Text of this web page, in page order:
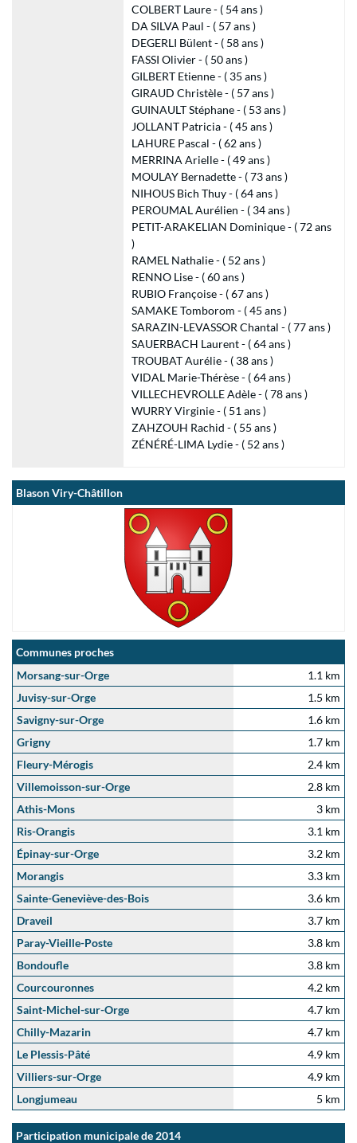
COLBERT Laure - ( 54 ans )
DA SILVA Paul - ( 57 ans )
DEGERLI Bülent - ( 58 ans )
FASSI Olivier - ( 50 ans )
GILBERT Etienne - ( 35 ans )
GIRAUD Christèle - ( 57 ans )
GUINAULT Stéphane - ( 53 ans )
JOLLANT Patricia - ( 45 ans )
LAHURE Pascal - ( 62 ans )
MERRINA Arielle - ( 49 ans )
MOULAY Bernadette - ( 73 ans )
NIHOUS Bich Thuy - ( 64 ans )
PEROUMAL Aurélien - ( 34 ans )
PETIT-ARAKELIAN Dominique - ( 72 ans
)
RAMEL Nathalie - ( 52 ans )
RENNO Lise - ( 60 ans )
RUBIO Françoise - ( 67 ans )
SAMAKE Tomborom - ( 45 ans )
SARAZIN-LEVASSOR Chantal - ( 77 ans )
SAUERBACH Laurent - ( 64 ans )
TROUBAT Aurélie - ( 38 ans )
VIDAL Marie-Thérèse - ( 64 ans )
VILLECHEVROLLE Adèle - ( 78 ans )
WURRY Virginie - ( 51 ans )
ZAHZOUH Rachid - ( 55 ans )
ZÉNÉRÉ-LIMA Lydie - ( 52 ans )
Blason Viry-Châtillon
Communes proches
Morsang-sur-Orge
1.1 km
Juvisy-sur-Orge
1.5 km
Savigny-sur-Orge
1.6 km
Grigny
1.7 km
Fleury-Mérogis
2.4 km
Villemoisson-sur-Orge
2.8 km
Athis-Mons
3 km
Ris-Orangis
3.1 km
Épinay-sur-Orge
3.2 km
Morangis
3.3 km
Sainte-Geneviève-des-Bois
3.6 km
Draveil
3.7 km
Paray-Vieille-Poste
3.8 km
Bondoufle
3.8 km
Courcouronnes
4.2 km
Saint-Michel-sur-Orge
4.7 km
Chilly-Mazarin
4.7 km
Le Plessis-Pâté
4.9 km
Villiers-sur-Orge
4.9 km
Longjumeau
5 km
Participation municipale de 2014